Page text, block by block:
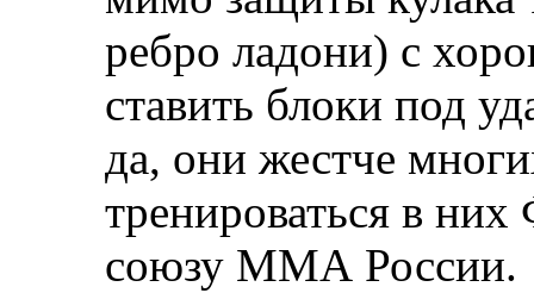
ребро ладони) с
ставить блоки под
да, они жестче
тренироваться в
союзу ММА России.